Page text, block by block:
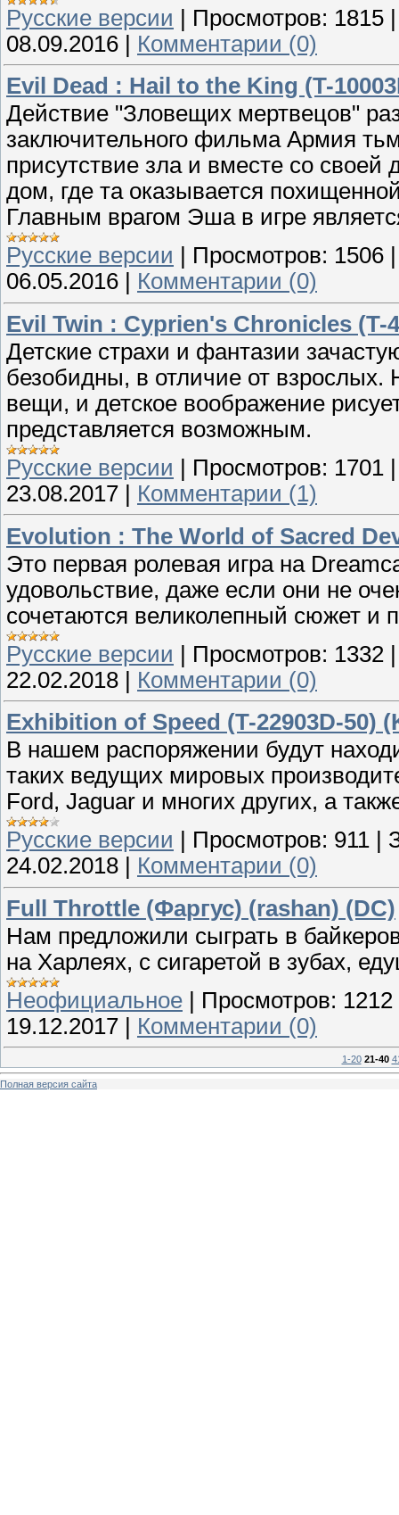
Русские версии | Просмотров: 1815
08.09.2016 | Комментарии (0)
Evil Dead : Hail to the King (T-
Действие "Зловещих мертвецов"
заключительного фильма Армия
присутствие зла и вместе со
дом, где та оказывается
Главным врагом Эша в игре
Русские версии
Просмотров: 1506
06.05.2016
Комментарии (0)
Evil Twin : Cyprien's Chronicles (T-
Детские страхи и фантазии
безобидны, в отличие от
вещи, и детское воображение
представляется возможным.
Русские версии
Просмотров: 1701
23.08.2017
Комментарии (1)
Evolution : The World of Sacred
Это первая ролевая игра на
удовольствие, даже если они не
сочетаются великолепный сюжет и
Русские версии | Просмотров: 1332
22.02.2018 | Комментарии (0)
Exhibition of Speed (T-22903D-50)
В нашем распоряжении будут
таких ведущих мировых
Ford, Jaguar и многих других, а
Русские версии
Просмотров: 911
24.02.2018
Комментарии (0)
Full Throttle (Фаргус) (rashan) (DC)
Нам предложили сыграть в
на Харлеях, с сигаретой в зубах,
Неофициальное
Просмотров: 1212
19.12.2017
Комментарии (0)
1-20 21-40
Полная версия сайта